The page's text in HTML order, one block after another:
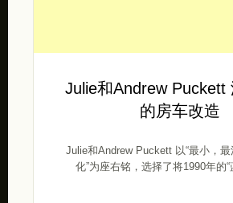
Julie和Andrew Puckett
的房车改造
Julie和Andrew Puckett 以“最小，
化”为座右铭，选择了将1990年的